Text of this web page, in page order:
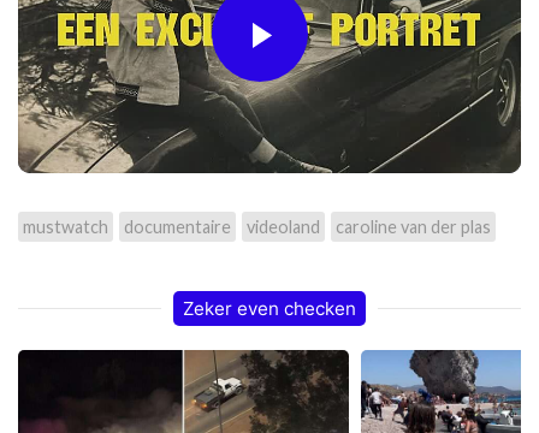
Play
Video
mustwatch documentaire videoland caroline van der plas
Zeker even checken